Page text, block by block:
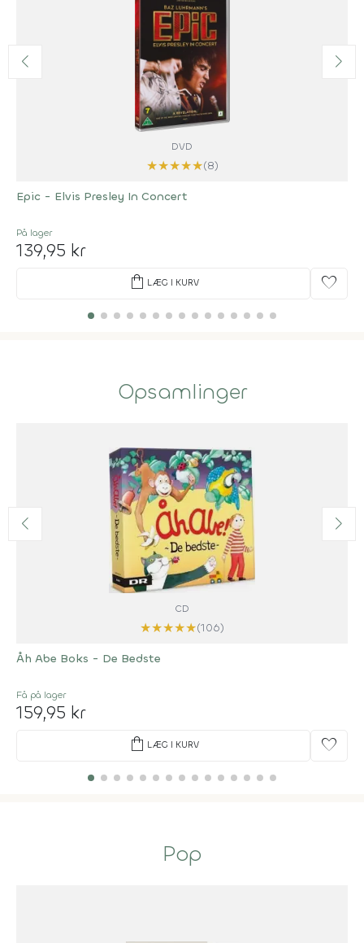
DVD
★★★★★(8)
Epic - Elvis Presley In Concert
På lager
139,95 kr
shopping_bag LÆG I KURV favorite
Opsamlinger
CD
★★★★★(106)
Åh Abe Boks - De Bedste
Få på lager
159,95 kr
shopping_bag LÆG I KURV favorite
Pop